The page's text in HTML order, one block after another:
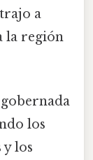
a
la región
los
y los